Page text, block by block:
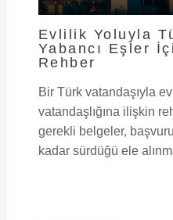
Evlilik Yoluyla
Yabancı Eşler
Rehber
Bir Türk vatandaşıyla
vatandaşlığına ilişkin
gerekli belgeler,
kadar sürdüğü ele